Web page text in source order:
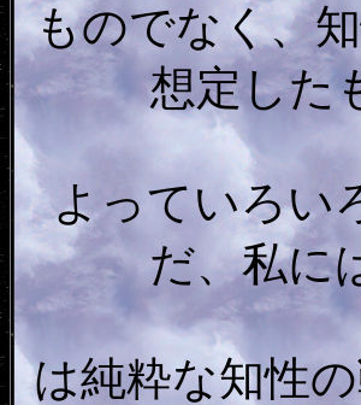
ものでなく、
想定した
よっていろい
だ、私に
は純粋な知性